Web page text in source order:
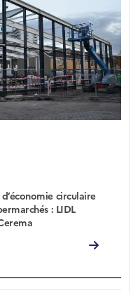
circulaire
: LIDL